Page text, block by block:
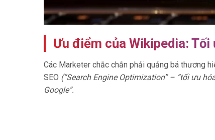
Ưu điểm của Wikipedia:
Các Marketer chắc chắn phải quảng bá thương
SEO (“Search Engine Optimization” – “tối ưu
Google”.